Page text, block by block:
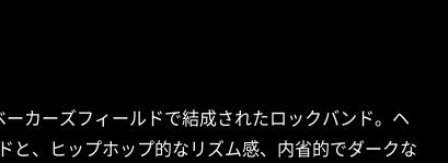
カーズフィールドで結成されたロックバンド。ヘ
と、ヒップホップ的なリズム感、内省的でダークな